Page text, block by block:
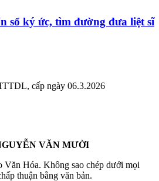
sổ ký ức, tìm đường đưa liệt sĩ
cấp ngày 06.3.2026
VĂN MƯỜI
Hóa. Không sao chép dưới mọi
thuận bằng văn bản.